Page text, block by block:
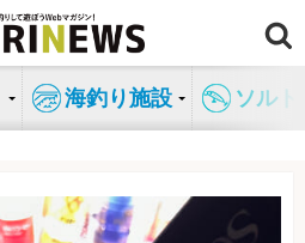
海釣り施設 ソル